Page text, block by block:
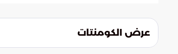
الفريضة من الاستغلال، مع
حج آمنة.
عرض الكومنتات